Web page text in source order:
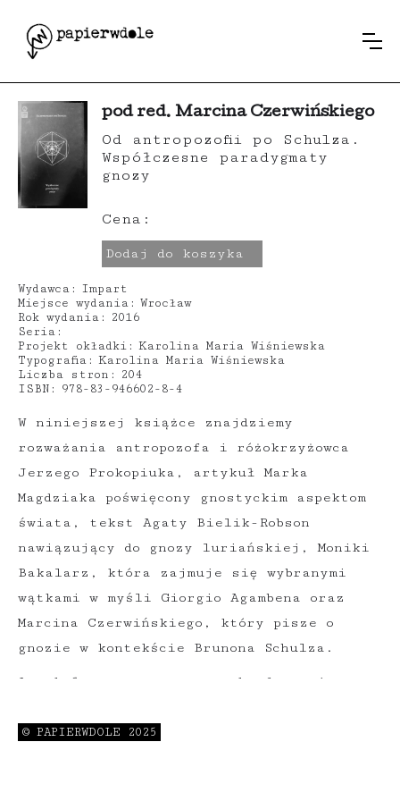
W niniejszej książce znajdziemy
rozważania antropozofa i różokrzyżowca
Jerzego Prokopiuka, artykuł Marka
Magdziaka poświęcony gnostyckim aspektom
świata, tekst Agaty Bielik-Robson
nawiązujący do gnozy luriańskiej, Moniki
Bakalarz, która zajmuje się wybranymi
wątkami w myśli Giorgio Agambena oraz
Marcina Czerwińskiego, który pisze o
gnozie w kontekście Brunona Schulza.
Artykuły przygotowano na konferencję
i filozofii współczesnej" (13-14
Wydawca: Impart
Miejsce wydania: Wrocław
Rok wydania:
2016
Seria:
Projekt okładki: Karolina Maria Wiśniewska
Typografia: Karolina Maria Wiśniewska
Liczba stron:
204
ISBN:
978-83-946602-8-4
pod red. Marcina Czerwińskiego
Od antropozofii po Schulza.
Współczesne paradygmaty
gnozy
Cena:
Dodaj do koszyka
© PAPIERWDOLE 2025